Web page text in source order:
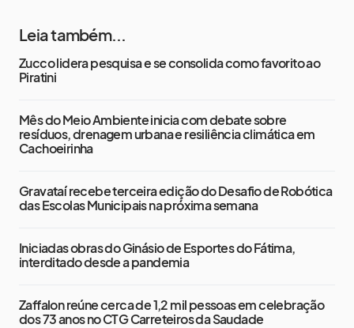
Leia também...
Zucco lidera pesquisa e se consolida como favorito ao
Piratini
Mês do Meio Ambiente inicia com debate sobre
resíduos, drenagem urbana e resiliência climática em
Cachoeirinha
Gravataí recebe terceira edição do Desafio de Robótica
das Escolas Municipais na próxima semana
Iniciadas obras do Ginásio de Esportes do Fátima,
interditado desde a pandemia
Zaffalon reúne cerca de 1,2 mil pessoas em celebração
dos 73 anos no CTG Carreteiros da Saudade